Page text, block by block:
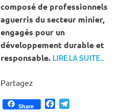
composé de professionnels
aguerris du secteur minier,
engagés pour un
développement durable et
responsable. LIRE LA SUITE…
Partagez
Share Facebook